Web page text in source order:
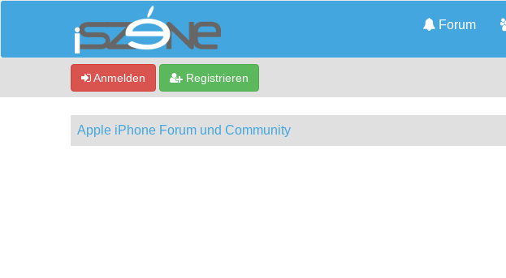
Forum
Anmelden Registrieren
Apple iPhone Forum und Community